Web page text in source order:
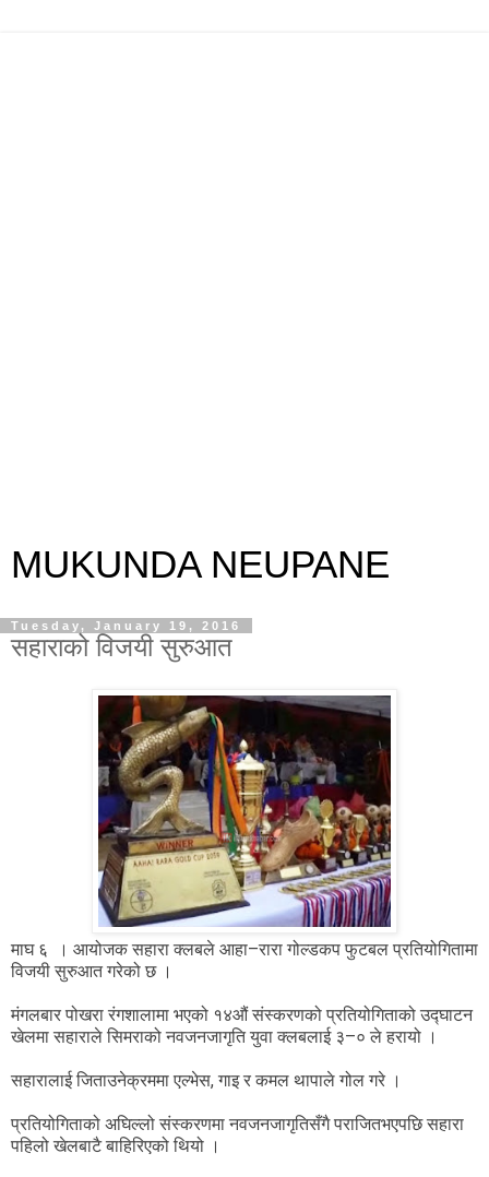
MUKUNDA NEUPANE
Tuesday, January 19, 2016
सहाराको विजयी सुरुआत
माघ ६ । आयोजक सहारा क्लबले आहा–रारा गोल्डकप फुटबल प्रतियोगितामा
विजयी सुरुआत गरेको छ ।
मंगलबार पोखरा रंगशालामा भएको १४औं संस्करणको प्रतियोगिताको उद्घाटन
खेलमा सहाराले सिमराको नवजनजागृति युवा क्लबलाई ३–० ले हरायो ।
सहारालाई जिताउनेक्रममा एल्भेस, गाइ र कमल थापाले गोल गरे ।
प्रतियोगिताको अघिल्लो संस्करणमा नवजनजागृतिसँगै पराजितभएपछि सहारा
पहिलो खेलबाटै बाहिरिएको थियो ।